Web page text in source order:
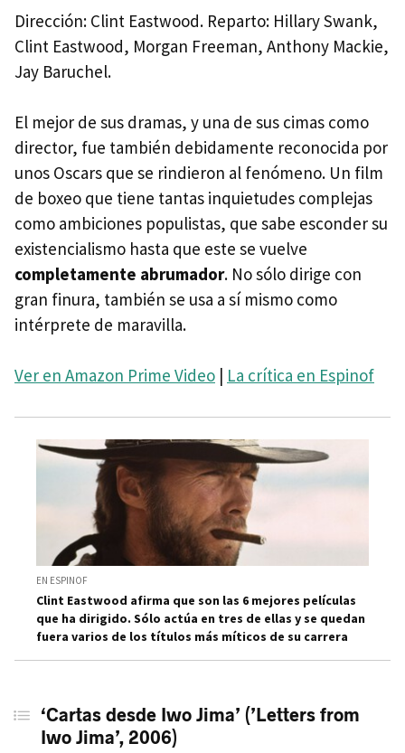
Dirección: Clint Eastwood. Reparto: Hillary Swank,
Clint Eastwood, Morgan Freeman, Anthony Mackie,
Jay Baruchel.
El mejor de sus dramas, y una de sus cimas como
director, fue también debidamente reconocida por
unos Oscars que se rindieron al fenómeno. Un film
de boxeo que tiene tantas inquietudes complejas
como ambiciones populistas, que sabe esconder su
existencialismo hasta que este se vuelve
completamente abrumador. No sólo dirige con
gran finura, también se usa a sí mismo como
intérprete de maravilla.
Ver en Amazon Prime Video | La crítica en Espinof
EN ESPINOF
Clint Eastwood afirma que son las 6 mejores películas
que ha dirigido. Sólo actúa en tres de ellas y se quedan
fuera varios de los títulos más míticos de su carrera
‘Cartas desde Iwo Jima’ (’Letters from
Iwo Jima’, 2006)